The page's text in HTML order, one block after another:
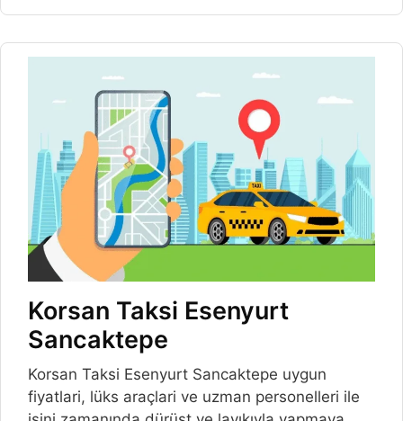
Korsan Taksi Esenyurt
Sancaktepe
Korsan Taksi Esenyurt Sancaktepe uygun
fiyatlari, lüks araçlari ve uzman personelleri ile